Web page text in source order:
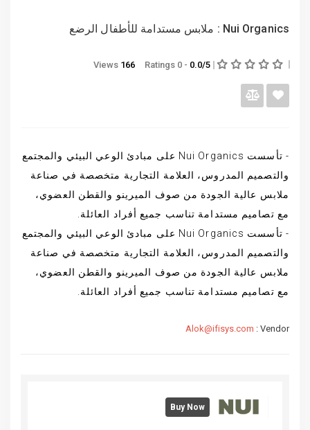
Nui Organics : ملابس مستدامة للأطفال الرضع
0.0/5
- 0 Ratings
166
- تأسست Nui Organics على مبادئ الوعي البيئي والمجتمع
والتصميم المدروس، العلامة التجارية متخصصة في صناعة
ملابس عالية الجودة من صوف الميرينو والقطن العضوي،
مع تصاميم مستدامة تناسب جميع أفراد العائلة.
- تأسست Nui Organics على مبادئ الوعي البيئي والمجتمع
والتصميم المدروس، العلامة التجارية متخصصة في صناعة
ملابس عالية الجودة من صوف الميرينو والقطن العضوي،
مع تصاميم مستدامة تناسب جميع أفراد العائلة.
Vendor :
Alok@ifisys.com
Buy Now